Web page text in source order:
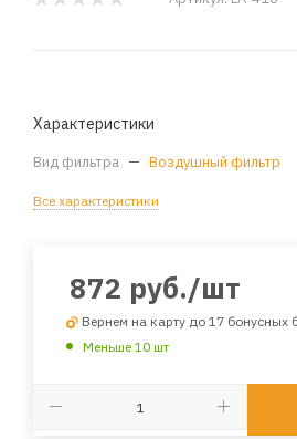
Характеристики
Вид фильтра — Воздушный фильтр
Все характеристики
872 руб./шт
Вернем на карту до 17 бонусных
Меньше 10 шт